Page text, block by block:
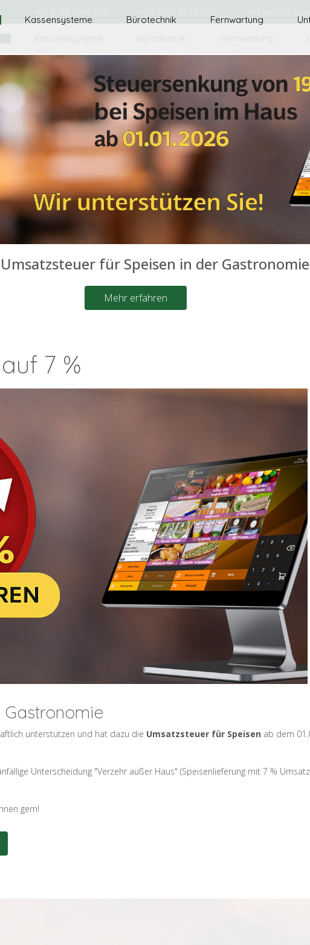
für Speisen in der
Mehr erfahren
7 %
unterstützen und hat dazu die Umsatzsteuer für Speisen ab dem
Unterscheidung "Verzehr außer Haus" (Speisenlieferung mit 7 %
gern!